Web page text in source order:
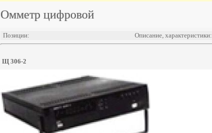
Омметр цифровой
Позиции: Описание, характеристики:
Щ 306-2